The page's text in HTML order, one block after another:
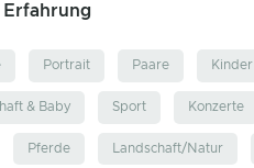
Erfahrung
Portrait Paare Kinder
& Baby Sport Konzerte
Pferde Landschaft/Natur